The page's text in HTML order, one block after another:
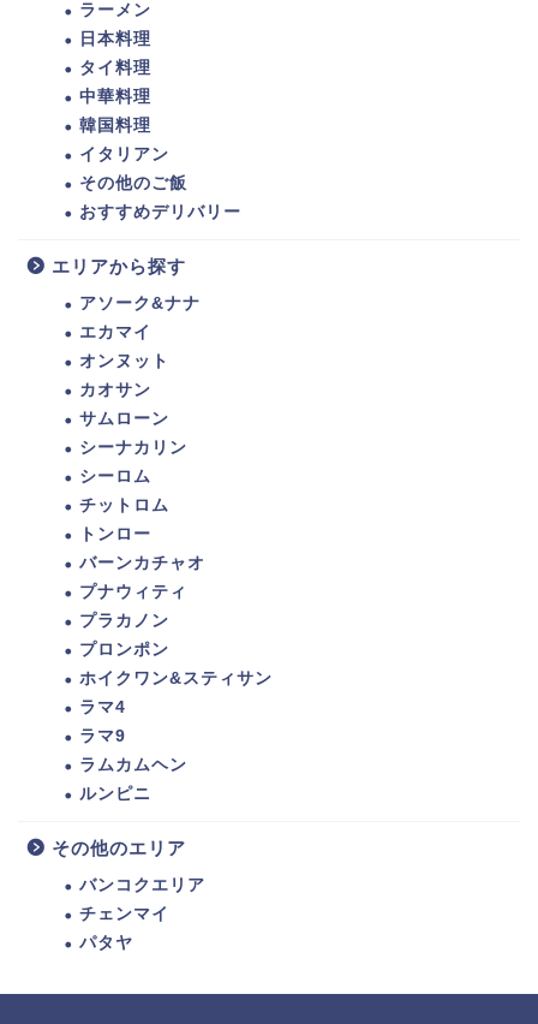
ラーメン
日本料理
タイ料理
中華料理
韓国料理
イタリアン
その他のご飯
おすすめデリバリー
エリアから探す
アソーク&ナナ
エカマイ
オンヌット
カオサン
サムローン
シーナカリン
シーロム
チットロム
トンロー
バーンカチャオ
プナウィティ
プラカノン
プロンポン
ホイクワン&スティサン
ラマ4
ラマ9
ラムカムヘン
ルンピニ
その他のエリア
バンコクエリア
チェンマイ
パタヤ